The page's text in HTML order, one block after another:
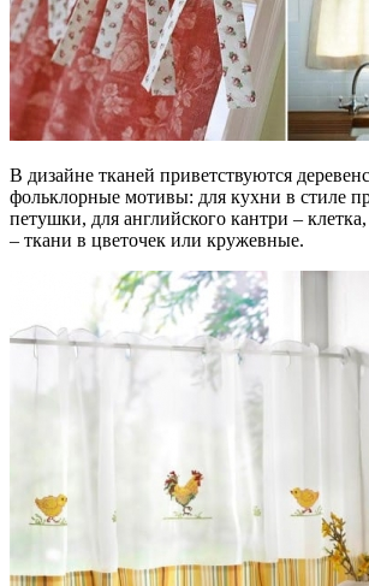
В дизайне тканей приветствуются
фольклорные мотивы: для кухни в стиле
петушки, для английского кантри –
– ткани в цветочек или кружевные.